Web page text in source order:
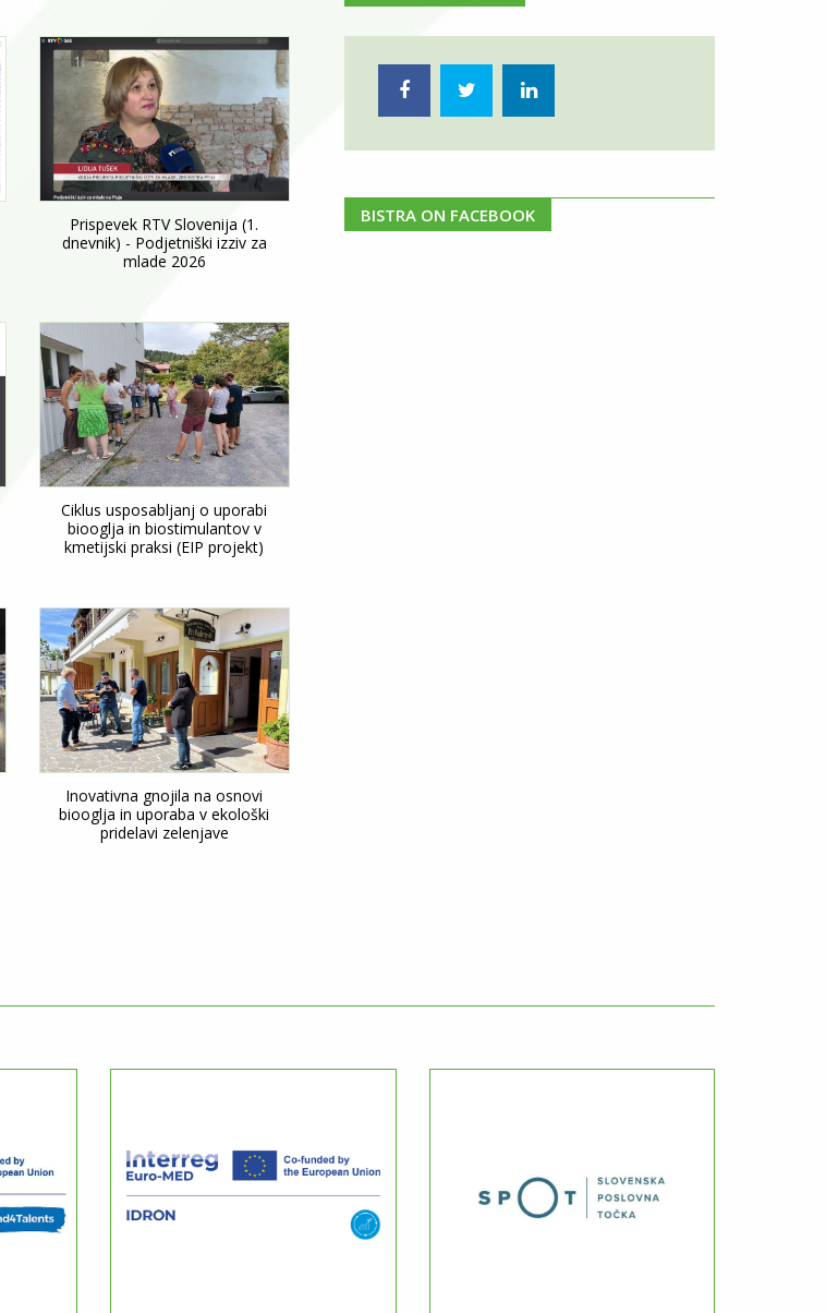
Prispevek RTV Slovenija (1.
dnevnik) - Podjetniški izziv za
mlade 2026
Ciklus usposabljanj o uporabi
biooglja in biostimulantov v
kmetijski praksi (EIP projekt)
Inovativna gnojila na osnovi
biooglja in uporaba v ekološki
pridelavi zelenjave
BISTRA ON FACEBOOK